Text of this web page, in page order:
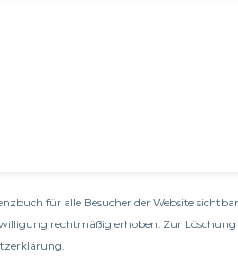
für alle Besucher der Website
rechtmäßig erhoben. Zur Löschung